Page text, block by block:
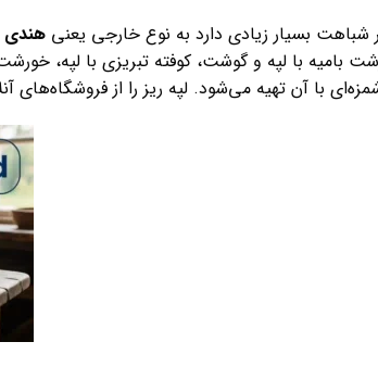
شباهت بسیار زیادی دارد به نوع خارجی یعنی هندی
بامیه با لپه و گوشت، کوفته تبریزی با لپه،
با آن تهیه می‌شود. لپه ریز را از فروشگاه‌های